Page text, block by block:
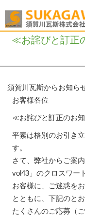
≪お詫びと訂正
須賀川瓦斯からお知ら
お客様各位
≪お詫びと訂正のお
平素は格別のお引き
す。
さて、弊社からご案
vol43」のクロスワー
お客様に、ご迷惑を
とともに、下記のと
たくさんのご応募（